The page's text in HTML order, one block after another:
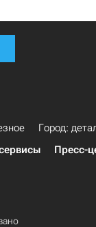
Город:
Пресс-